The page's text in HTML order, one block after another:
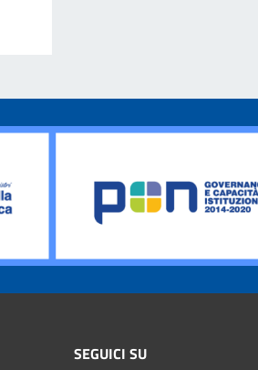
SEGUICI SU